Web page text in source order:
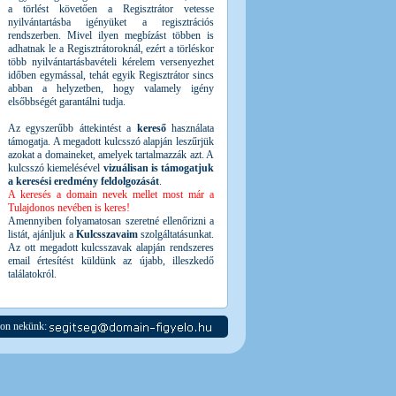
a törlést követően a Regisztrátor vetesse
nyilvántartásba igényüket a regisztrációs
rendszerben. Mivel ilyen megbízást többen is
adhatnak le a Regisztrátoroknál, ezért a törléskor
több nyilvántartásbavételi kérelem versenyezhet
időben egymással, tehát egyik Regisztrátor sincs
abban a helyzetben, hogy valamely igény
elsőbbségét garantálni tudja.
Az egyszerűbb áttekintést a keresőhasználata
támogatja. A megadott kulcsszó alapján leszűrjük
azokat a domaineket, amelyek tartalmazzák azt. A
kulcsszó kiemelésével vizuálisan is támogatjuk
a keresési eredmény feldolgozását.
A keresés a domain nevek mellet most már a
Tulajdonos nevében is keres!
Amennyiben folyamatosan szeretné ellenőrizni a
listát, ajánljuk a Kulcsszavaimszolgáltatásunkat.
Az ott megadott kulcsszavak alapján rendszeres
email értesítést küldünk az újabb, illeszkedő
találatokról.
nekünk: